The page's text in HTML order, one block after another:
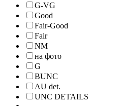
G-VG
Good
Fair-Good
Fair
NM
на фото
G
BUNC
AU det.
UNC DETAILS